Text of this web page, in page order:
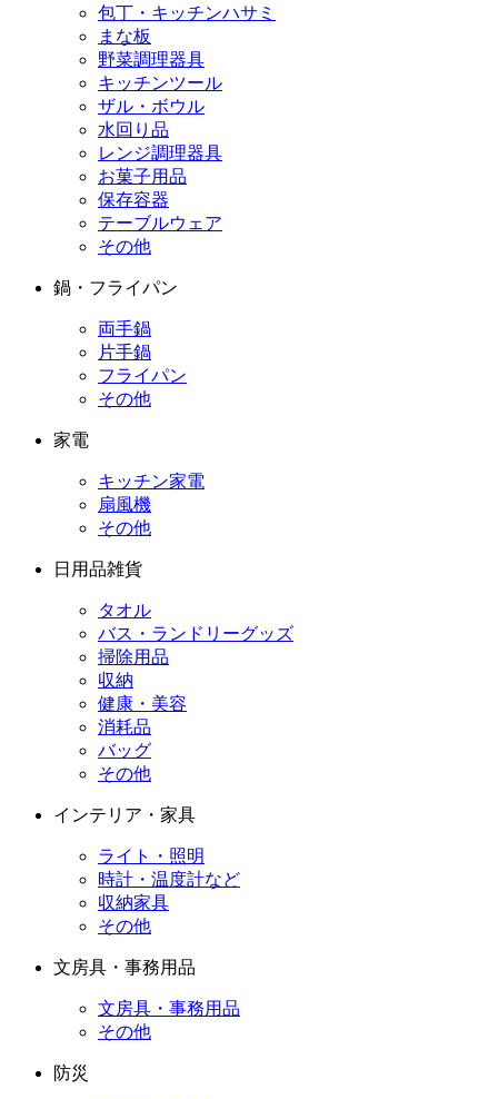
包丁・キッチンハサミ
まな板
野菜調理器具
キッチンツール
ザル・ボウル
水回り品
レンジ調理器具
お菓子用品
保存容器
テーブルウェア
その他
鍋・フライパン
両手鍋
片手鍋
フライパン
その他
家電
キッチン家電
扇風機
その他
日用品雑貨
タオル
バス・ランドリーグッズ
掃除用品
収納
健康・美容
消耗品
バッグ
その他
インテリア・家具
ライト・照明
時計・温度計など
収納家具
その他
文房具・事務用品
文房具・事務用品
その他
防災